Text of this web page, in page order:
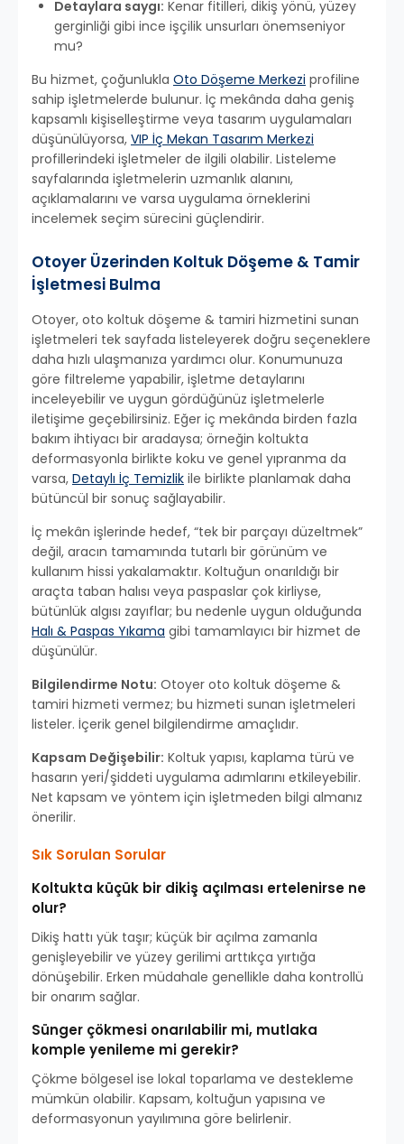
Detaylara saygı: Kenar fitilleri, dikiş yönü, yüzey
gerginliği gibi ince işçilik unsurları önemseniyor
mu?
Bu hizmet, çoğunlukla Oto Döşeme Merkezi profiline
sahip işletmelerde bulunur. İç mekânda daha geniş
kapsamlı kişiselleştirme veya tasarım uygulamaları
düşünülüyorsa, VIP İç Mekan Tasarım Merkezi
profillerindeki işletmeler de ilgili olabilir. Listeleme
sayfalarında işletmelerin uzmanlık alanını,
açıklamalarını ve varsa uygulama örneklerini
incelemek seçim sürecini güçlendirir.
Otoyer Üzerinden Koltuk Döşeme & Tamir
İşletmesi Bulma
Otoyer, oto koltuk döşeme & tamiri hizmetini sunan
işletmeleri tek sayfada listeleyerek doğru seçeneklere
daha hızlı ulaşmanıza yardımcı olur. Konumunuza
göre filtreleme yapabilir, işletme detaylarını
inceleyebilir ve uygun gördüğünüz işletmelerle
iletişime geçebilirsiniz. Eğer iç mekânda birden fazla
bakım ihtiyacı bir aradaysa; örneğin koltukta
deformasyonla birlikte koku ve genel yıpranma da
varsa, Detaylı İç Temizlik ile birlikte planlamak daha
bütüncül bir sonuç sağlayabilir.
İç mekân işlerinde hedef, “tek bir parçayı düzeltmek”
değil, aracın tamamında tutarlı bir görünüm ve
kullanım hissi yakalamaktır. Koltuğun onarıldığı bir
araçta taban halısı veya paspaslar çok kirliyse,
bütünlük algısı zayıflar; bu nedenle uygun olduğunda
Halı & Paspas Yıkama gibi tamamlayıcı bir hizmet de
düşünülür.
Bilgilendirme Notu: Otoyer oto koltuk döşeme &
tamiri hizmeti vermez; bu hizmeti sunan işletmeleri
listeler. İçerik genel bilgilendirme amaçlıdır.
Kapsam Değişebilir: Koltuk yapısı, kaplama türü ve
hasarın yeri/şiddeti uygulama adımlarını etkileyebilir.
Net kapsam ve yöntem için işletmeden bilgi almanız
önerilir.
Sık Sorulan Sorular
Koltukta küçük bir dikiş açılması ertelenirse ne
olur?
Dikiş hattı yük taşır; küçük bir açılma zamanla
genişleyebilir ve yüzey gerilimi arttıkça yırtığa
dönüşebilir. Erken müdahale genellikle daha kontrollü
bir onarım sağlar.
Sünger çökmesi onarılabilir mi, mutlaka
komple yenileme mi gerekir?
Çökme bölgesel ise lokal toparlama ve destekleme
mümkün olabilir. Kapsam, koltuğun yapısına ve
deformasyonun yayılımına göre belirlenir.